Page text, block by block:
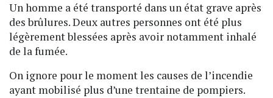
Un homme a été transporté dans un état grave après
des brûlures. Deux autres personnes ont été plus
légèrement blessées après avoir notamment inhalé
de la fumée.
On ignore pour le moment les causes de l’incendie
ayant mobilisé plus d’une trentaine de pompiers.